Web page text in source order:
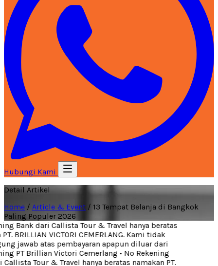
Hubungi Kami
Detail Artikel
Home / Article & Event / 13 Tempat Belanja di Bangkok
Paling Populer 2026
Bank dari Callista Tour & Travel hanya beratas
BRILLIAN VICTORI CEMERLANG. Kami tidak
jawab atas pembayaran apapun diluar dari
PT Brillian Victori Cemerlang• No Rekening
Tour & Travel hanya beratas namakan PT.